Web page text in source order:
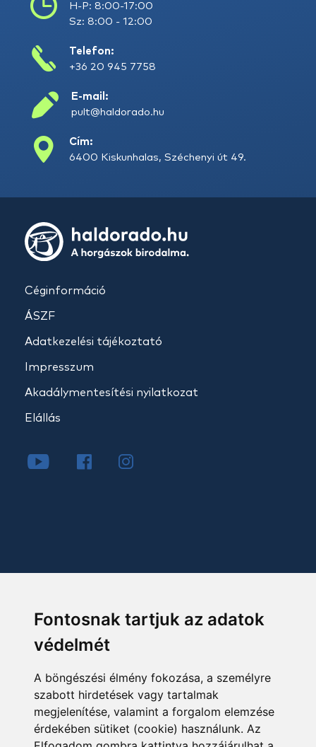
Fontosnak tartjuk az adatok
védelmét
A böngészési élmény fokozása, a személyre
szabott hirdetések vagy tartalmak
megjelenítése, valamint a forgalom elemzése
érdekében sütiket (cookie) használunk. Az
H-P: 8:00-17:00
Sz: 8:00 - 12:00
Telefon:
+36 20 945 7758
E-mail:
pult@haldorado.hu
Cím:
6400 Kiskunhalas, Széchenyi út 49.
Céginformáció
ÁSZF
Adatkezelési tájékoztató
Impresszum
Akadálymentesítési nyilatkozat
Elállás